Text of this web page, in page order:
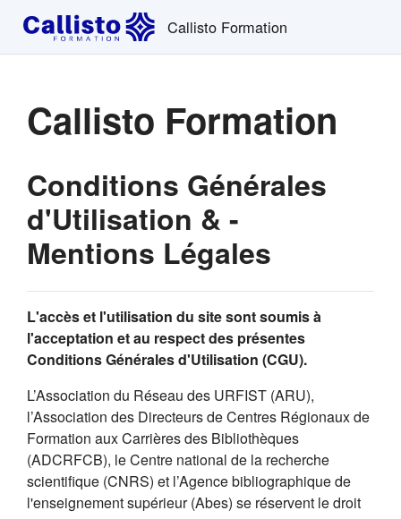
Passer au contenu principal
Callisto Formation
Callisto Formation
Conditions Générales
d'Utilisation & -
Mentions Légales
L'accès et l'utilisation du site sont soumis à
l'acceptation et au respect des présentes
Conditions Générales d'Utilisation (CGU).
L’Association du Réseau des URFIST (ARU),
l’Association des Directeurs de Centres Régionaux de
Formation aux Carrières des Bibliothèques
(ADCRFCB), le Centre national de la recherche
scientifique (CNRS) et l’Agence bibliographique de
l'enseignement supérieur (Abes) se réservent le droit